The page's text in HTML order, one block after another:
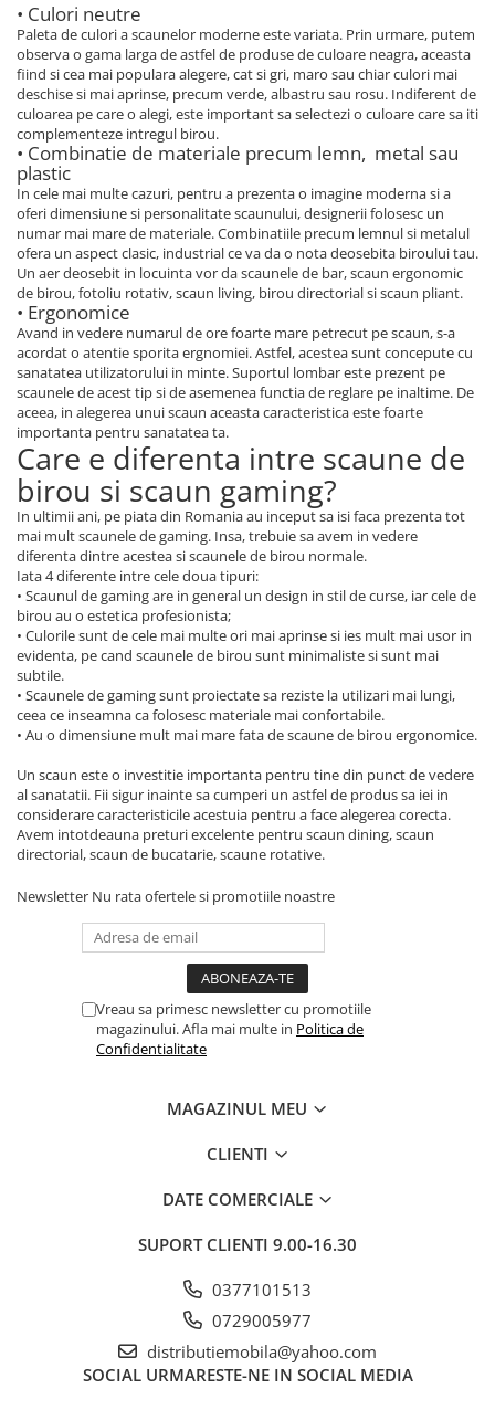
• Culori neutre
Paleta de culori a scaunelor moderne este variata. Prin urmare, putem
observa o gama larga de astfel de produse de culoare neagra, aceasta
fiind si cea mai populara alegere, cat si gri, maro sau chiar culori mai
deschise si mai aprinse, precum verde, albastru sau rosu. Indiferent de
culoarea pe care o alegi, este important sa selectezi o culoare care sa iti
complementeze intregul birou.
• Combinatie de materiale precum lemn, metal sau
plastic
In cele mai multe cazuri, pentru a prezenta o imagine moderna si a
oferi dimensiune si personalitate scaunului, designerii folosesc un
numar mai mare de materiale. Combinatiile precum lemnul si metalul
ofera un aspect clasic, industrial ce va da o nota deosebita biroului tau.
Un aer deosebit in locuinta vor da scaunele de bar, scaun ergonomic
de birou, fotoliu rotativ, scaun living, birou directorial si scaun pliant.
• Ergonomice
Avand in vedere numarul de ore foarte mare petrecut pe scaun, s-a
acordat o atentie sporita ergnomiei. Astfel, acestea sunt concepute cu
sanatatea utilizatorului in minte. Suportul lombar este prezent pe
scaunele de acest tip si de asemenea functia de reglare pe inaltime. De
aceea, in alegerea unui scaun aceasta caracteristica este foarte
importanta pentru sanatatea ta.
Care e diferenta intre scaune de
birou si scaun gaming?
In ultimii ani, pe piata din Romania au inceput sa isi faca prezenta tot
mai mult scaunele de gaming. Insa, trebuie sa avem in vedere
diferenta dintre acestea si scaunele de birou normale.
Iata 4 diferente intre cele doua tipuri:
• Scaunul de gaming are in general un design in stil de curse, iar cele de
birou au o estetica profesionista;
• Culorile sunt de cele mai multe ori mai aprinse si ies mult mai usor in
evidenta, pe cand scaunele de birou sunt minimaliste si sunt mai
subtile.
• Scaunele de gaming sunt proiectate sa reziste la utilizari mai lungi,
ceea ce inseamna ca folosesc materiale mai confortabile.
• Au o dimensiune mult mai mare fata de scaune de birou ergonomice.
Un scaun este o investitie importanta pentru tine din punct de vedere
al sanatatii. Fii sigur inainte sa cumperi un astfel de produs sa iei in
considerare caracteristicile acestuia pentru a face alegerea corecta.
Avem intotdeauna preturi excelente pentru scaun dining, scaun
directorial, scaun de bucatarie, scaune rotative.
Newsletter Nu rata ofertele si promotiile noastre
Vreau sa primesc newsletter cu promotiile
magazinului. Afla mai multe in Politica de
Confidentialitate
MAGAZINUL MEU
CLIENTI
DATE COMERCIALE
SUPORT CLIENTI 9.00-16.30
0377101513
0729005977
distributiemobila@yahoo.com
SOCIAL URMARESTE-NE IN SOCIAL MEDIA